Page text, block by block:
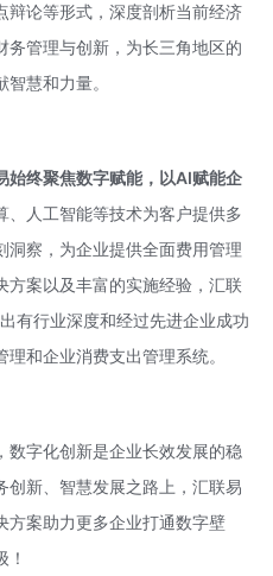
辩论等形式，深度剖析当前经济
务管理与创新，为长三角地区的
慧和力量。
始终聚焦数字赋能，以AI赋能企
、人工智能等技术为客户提供多
洞察，为企业提供全面费用管理
方案以及丰富的实施经验，汇联
出有行业深度和经过先进企业成功
和企业消费支出管理系统。
数字化创新是企业长效发展的稳
创新、智慧发展之路上，汇联易
方案助力更多企业打通数字壁